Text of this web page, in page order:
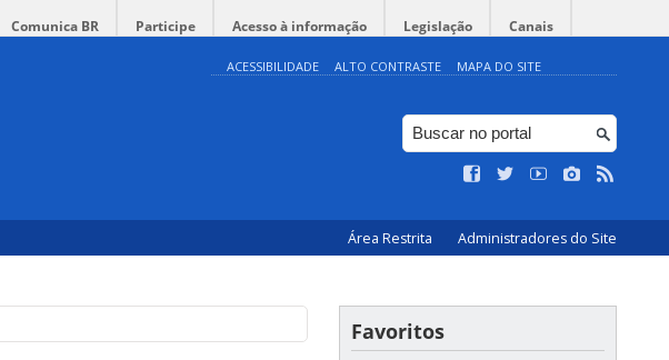
Comunica BR Participe Acesso à informação Legislação Canais
ACESSIBILIDADE ALTO CONTRASTE MAPA DO SITE
Área Restrita Administradores do Site
Favoritos